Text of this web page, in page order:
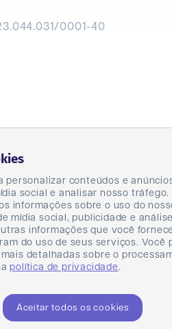
personalizar conteúdos e
social e analisar nosso tráfego.
informações sobre o uso do
mídia social, publicidade e
informações que você
do uso de seus serviços. Você
detalhadas sobre o
política de privacidade.
Aceitar todos os cookies
0001-40